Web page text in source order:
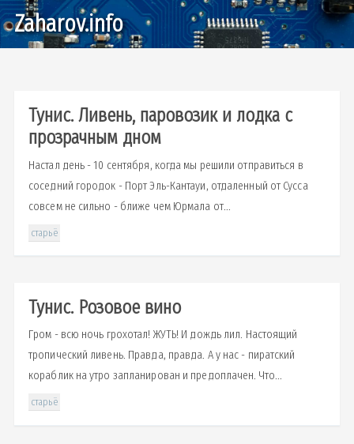
Zaharov.info
Тунис. Ливень, паровозик и лодка с
прозрачным дном
Настал день - 10 сентября, когда мы решили отправиться в
соседний городок - Порт Эль-Кантауи, отдаленный от Сусса
совсем не сильно - ближе чем Юрмала от...
старьё
Тунис. Розовое вино
Гром - всю ночь грохотал! ЖУТЬ! И дождь лил. Настоящий
тропический ливень. Правда, правда. А у нас - пиратский
кораблик на утро запланирован и предоплачен. Что...
старьё